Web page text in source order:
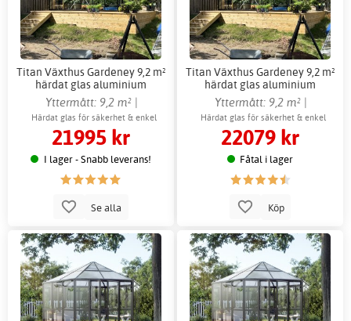
Titan Växthus Gardeney 9,2 m²
härdat glas aluminium
fristående
Yttermått: 9,2 m² |
Innermått: 8,8 m²
Härdat glas för säkerhet & enkel
rengöring
21995 kr
I lager - Snabb leverans!
Se alla
Titan Växthus Gardeney 9,2 m²
härdat glas aluminium
fristående + Växthustillbehör
Yttermått: 9,2 m² |
Innermått: 8,8 m²
Härdat glas för säkerhet & enkel
rengöring
22079 kr
Fåtal i lager
Köp